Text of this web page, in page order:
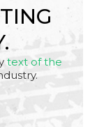
text of the